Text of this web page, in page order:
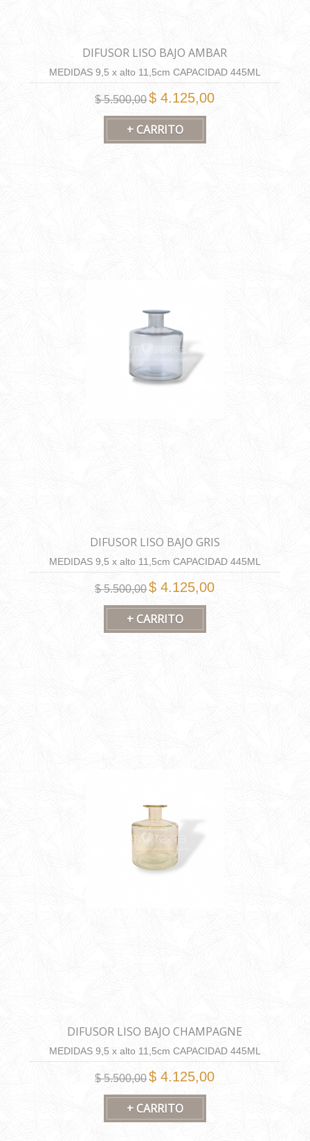
DIFUSOR LISO BAJO AMBAR
MEDIDAS 9,5 x alto 11,5cm CAPACIDAD 445ML
$ 5.500,00$ 4.125,00
DIFUSOR LISO BAJO GRIS
MEDIDAS 9,5 x alto 11,5cm CAPACIDAD 445ML
$ 5.500,00$ 4.125,00
DIFUSOR LISO BAJO CHAMPAGNE
MEDIDAS 9,5 x alto 11,5cm CAPACIDAD 445ML
$ 5.500,00$ 4.125,00